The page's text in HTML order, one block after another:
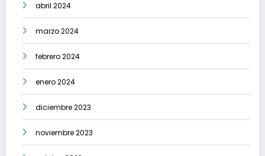
abril 2024
marzo 2024
febrero 2024
enero 2024
diciembre 2023
noviembre 2023